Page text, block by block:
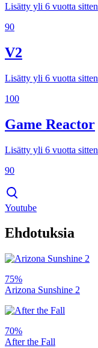
Lisätty yli 6 vuotta sitten
90
V2
Lisätty yli 6 vuotta sitten
100
Game Reactor
Lisätty yli 6 vuotta sitten
90
Youtube
Ehdotuksia
75%
Arizona Sunshine 2
70%
After the Fall